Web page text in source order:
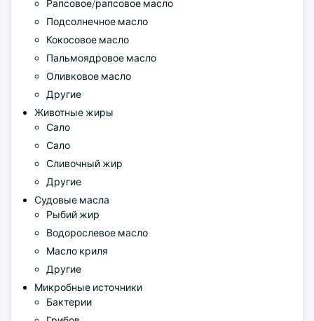
Рапсовое/рапсовое масло
Подсолнечное масло
Кокосовое масло
Пальмоядровое масло
Оливковое масло
Другие
Животные жиры
Сало
Сало
Сливочный жир
Другие
Судовые масла
Рыбий жир
Водорослевое масло
Масло криля
Другие
Микробные источники
Бактерии